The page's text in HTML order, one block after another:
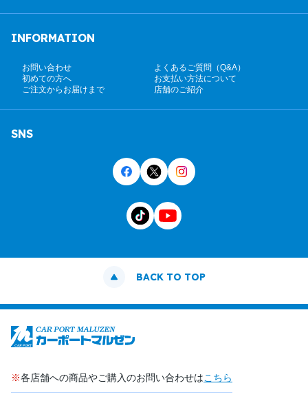
INFORMATION
お問い合わせ
よくあるご質問（Q&A）
初めての方へ
お支払い方法について
ご注文からお届けまで
店舗のご紹介
SNS
BACK TO TOP
※各店舗への商品やご購入のお問い合わせはこちら